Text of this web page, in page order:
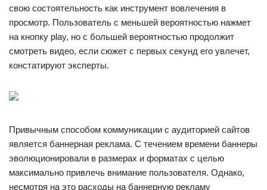
свою состоятельность как инструмент вовлечения в
просмотр. Пользователь с меньшей вероятностью нажмет
на кнопку play, но с большей вероятностью продолжит
смотреть видео, если сюжет с первых секунд его увлечет,
констатируют эксперты.
Привычным способом коммуникации с аудиторией сайтов
является баннерная реклама. С течением времени баннеры
эволюционировали в размерах и форматах с целью
максимально привлечь внимание пользователя. Однако,
несмотря на это расходы на баннерную рекламу